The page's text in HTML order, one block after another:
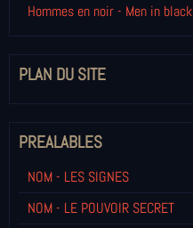
Hommes en noir - Men in black
PLAN DU SITE
PREALABLES
NOM - LES SIGNES
NOM - LE POUVOIR SECRET